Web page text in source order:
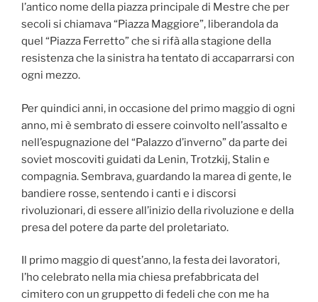
l’antico nome della piazza principale di Mestre che per
secoli si chiamava “Piazza Maggiore”, liberandola da
quel “Piazza Ferretto” che si rifà alla stagione della
resistenza che la sinistra ha tentato di accaparrarsi con
ogni mezzo.
Per quindici anni, in occasione del primo maggio di ogni
anno, mi è sembrato di essere coinvolto nell’assalto e
nell’espugnazione del “Palazzo d’inverno” da parte dei
soviet moscoviti guidati da Lenin, Trotzkij, Stalin e
compagnia. Sembrava, guardando la marea di gente, le
bandiere rosse, sentendo i canti e i discorsi
rivoluzionari, di essere all’inizio della rivoluzione e della
presa del potere da parte del proletariato.
Il primo maggio di quest’anno, la festa dei lavoratori,
l’ho celebrato nella mia chiesa prefabbricata del
cimitero con un gruppetto di fedeli che con me ha